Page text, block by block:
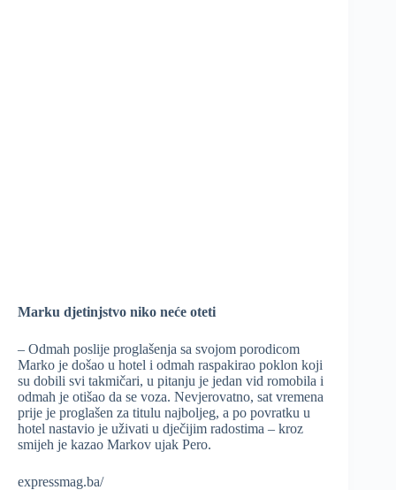
Marku djetinjstvo niko neće oteti
– Odmah poslije proglašenja sa svojom porodicom
Marko je došao u hotel i odmah raspakirao poklon koji
su dobili svi takmičari, u pitanju je jedan vid romobila i
odmah je otišao da se voza. Nevjerovatno, sat vremena
prije je proglašen za titulu najboljeg, a po povratku u
hotel nastavio je uživati u dječijim radostima – kroz
smijeh je kazao Markov ujak Pero.
expressmag.ba/